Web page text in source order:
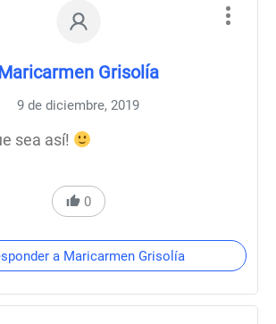
Grisolía
9 de diciembre, 2019
sea así!
0
a Maricarmen Grisolía